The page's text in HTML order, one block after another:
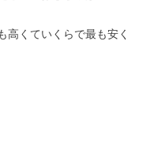
高くていくらで最も安く